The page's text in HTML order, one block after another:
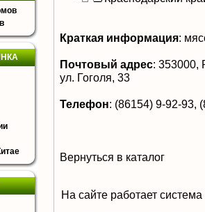
Краткая информация:
Почтовый адрес: 353000,
ул. Гоголя, 33
Телефон: (86154) 9-92-93,
Вернуться в каталог
На сайте работает